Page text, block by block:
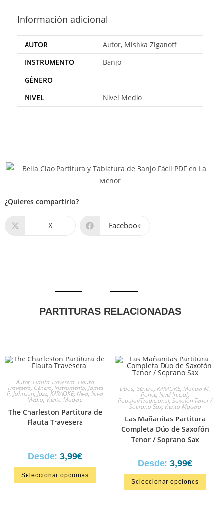
¿Quieres compartirlo?
X Facebook
Información adicional
AUTOR
Autor, Mishka Ziganoff
INSTRUMENTO
Banjo
GÉNERO
NIVEL
Nivel Medio
PARTITURAS RELACIONADAS
Autor, Flauta Travesera, Flauta
Travesera, Género, Instrumento, James
P. Johnson, Jazz, KARAOKE, Nivel, Nivel
Medio, Viento Madera
The Charleston Partitura de
Flauta Travesera
Desde: 3,99€
Seleccionar opciones
Dúos, Género, KARAOKE, Manuel M.
Ponce, Nivel Inicial,
Popular/Tradicional, Saxofón Tenor /
Soprano Sax, Viento Madera
Las Mañanitas Partitura
Completa Dúo de Saxofón
Tenor / Soprano Sax
Desde: 3,99€
Seleccionar opciones